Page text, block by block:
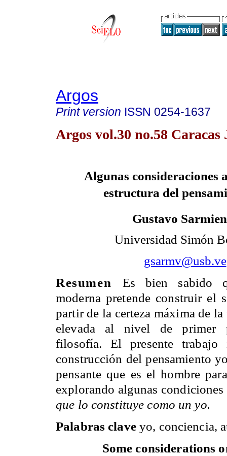
Argos
Print version ISSN 0254-1637
Argos vol.30 no.58 Caracas
Algunas consideraciones
estructura del
Gustavo
Universidad Simón
gsarmv@usb.ve
Resumen Es bien sabido
moderna pretende construir el
partir de la certeza máxima de la
elevada al nivel de primer
filosofía. El presente
construcción del pensamiento
pensante que es el hombre
explorando algunas
que lo constituye como un yo.
Palabras claveyo, conciencia,
Some considerations